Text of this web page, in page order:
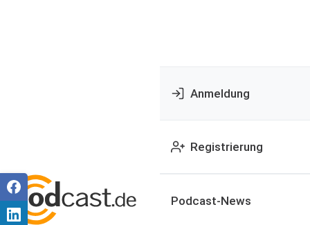
Anmeldung
Registrierung
Podcast-News